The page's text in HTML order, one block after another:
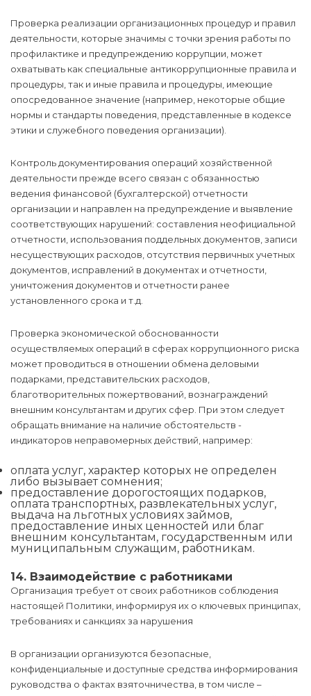
Проверка реализации организационных процедур и правил
деятельности, которые значимы с точки зрения работы по
профилактике и предупреждению коррупции, может
охватывать как специальные антикоррупционные правила и
процедуры, так и иные правила и процедуры, имеющие
опосредованное значение (например, некоторые общие
нормы и стандарты поведения, представленные в кодексе
этики и служебного поведения организации).
Контроль документирования операций хозяйственной
деятельности прежде всего связан с обязанностью
ведения финансовой (бухгалтерской) отчетности
организации и направлен на предупреждение и выявление
соответствующих нарушений: составления неофициальной
отчетности, использования поддельных документов, записи
несуществующих расходов, отсутствия первичных учетных
документов, исправлений в документах и отчетности,
уничтожения документов и отчетности ранее
установленного срока и т.д.
Проверка экономической обоснованности
осуществляемых операций в сферах коррупционного риска
может проводиться в отношении обмена деловыми
подарками, представительских расходов,
благотворительных пожертвований, вознаграждений
внешним консультантам и других сфер. При этом следует
обращать внимание на наличие обстоятельств -
индикаторов неправомерных действий, например:
оплата услуг, характер которых не определен
либо вызывает сомнения;
предоставление дорогостоящих подарков,
оплата транспортных, развлекательных услуг,
выдача на льготных условиях займов,
предоставление иных ценностей или благ
внешним консультантам, государственным или
муниципальным служащим, работникам.
14. Взаимодействие с работниками
Организация требует от своих работников соблюдения
настоящей Политики, информируя их о ключевых принципах,
требованиях и санкциях за нарушения
В организации организуются безопасные,
конфиденциальные и доступные средства информирования
руководства о фактах взяточничества, в том числе –